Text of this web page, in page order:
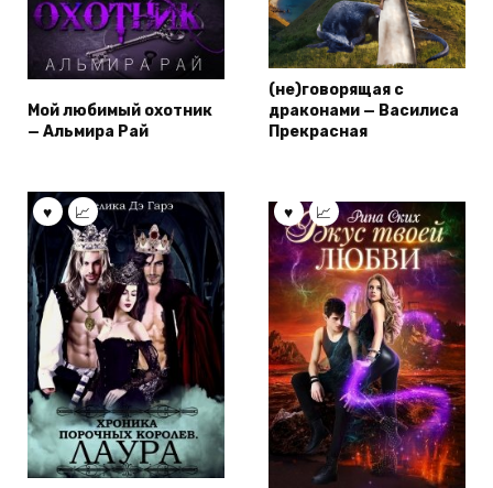
Мой любимый охотник
— Альмира Рай
(не)говорящая с
драконами — Василиса
Прекрасная